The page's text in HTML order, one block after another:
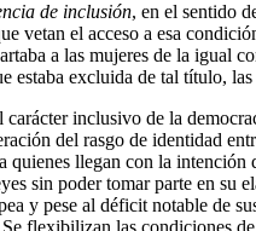
de inclusión, en el sentido
vetan el acceso a esa
a las mujeres de la igual
estaba excluida de tal título, las
carácter inclusivo de la
del rasgo de identidad
quienes llegan con la
sin poder tomar parte en su
y pese al déficit notable de